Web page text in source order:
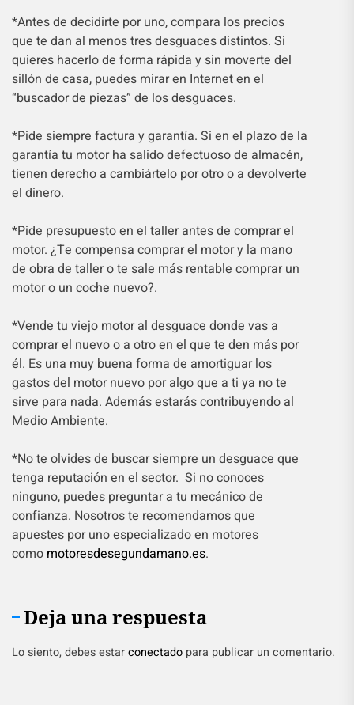
*Antes de decidirte por uno, compara los precios
que te dan al menos tres desguaces distintos. Si
quieres hacerlo de forma rápida y sin moverte del
sillón de casa, puedes mirar en Internet en el
“buscador de piezas” de los desguaces.
*Pide siempre factura y garantía. Si en el plazo de la
garantía tu motor ha salido defectuoso de almacén,
tienen derecho a cambiártelo por otro o a devolverte
el dinero.
*Pide presupuesto en el taller antes de comprar el
motor. ¿Te compensa comprar el motor y la mano
de obra de taller o te sale más rentable comprar un
motor o un coche nuevo?.
*Vende tu viejo motor al desguace donde vas a
comprar el nuevo o a otro en el que te den más por
él. Es una muy buena forma de amortiguar los
gastos del motor nuevo por algo que a ti ya no te
sirve para nada. Además estarás contribuyendo al
Medio Ambiente.
*No te olvides de buscar siempre un desguace que
tenga reputación en el sector. Si no conoces
ninguno, puedes preguntar a tu mecánico de
confianza. Nosotros te recomendamos que
apuestes por uno especializado en motores
comomotoresdesegundamano.es.
Deja una respuesta
Lo siento, debes estarconectado para publicar un comentario.